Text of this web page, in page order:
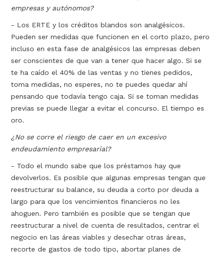
empresas y autónomos?
- Los ERTE y los créditos blandos son analgésicos.
Pueden ser medidas que funcionen en el corto plazo, pero
incluso en esta fase de analgésicos las empresas deben
ser conscientes de que van a tener que hacer algo. Si se
te ha caído el 40% de las ventas y no tienes pedidos,
toma medidas, no esperes, no te puedes quedar ahí
pensando que todavía tengo caja. Si se toman medidas
previas se puede llegar a evitar el concurso. El tiempo es
oro.
¿No se corre el riesgo de caer en un excesivo
endeudamiento empresarial?
- Todo el mundo sabe que los préstamos hay que
devolverlos. Es posible que algunas empresas tengan que
reestructurar su balance, su deuda a corto por deuda a
largo para que los vencimientos financieros no les
ahoguen. Pero también es posible que se tengan que
reestructurar a nivel de cuenta de resultados, centrar el
negocio en las áreas viables y desechar otras áreas,
recorte de gastos de todo tipo, abortar planes de